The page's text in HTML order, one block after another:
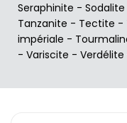
Seraphinite - Sodalite
Tanzanite - Tectite -
impériale -
- Variscite - Verdélite